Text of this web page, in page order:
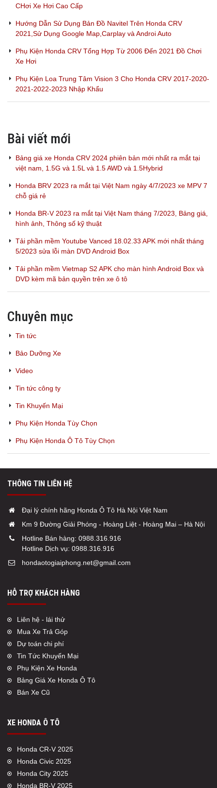
CHơi Xe Hơi Cao Cấp
Hướng Dẫn Sử Dụng Bản Đồ Navitel Trên Honda CRV
2021,Sử Dụng Google Map,Carplay và Androi Auto
Phụ Kiện Honda CRV Tổng Hợp Từ 2006 Đến 2021 Đồ Chơi
Xe Hơi
Phụ Kiện Loa Trung Tâm Vision 3 Cho Honda CRV 2017-2020-
2021-2022-2023 Nhập Khẩu
Bài viết mới
Bảng giá xe Honda CRV 2024 phiên bản mới nhất ra mắt tại
việt nam, 1.5G và 1.5L và 1.5 AWD và 1.5Hybrid
Honda BRV 2023 ra mắt tại Việt Nam ngày 4/7/2023 xe MPV 7
chỗ giá rẻ
Honda BR-V 2023 ra mắt tại Việt Nam tháng 7/2023, Bảng giá,
hình ảnh, Thông số kỹ thuật
Tải phần mềm Youtube Vanced 18.02.33 APK mới nhất tháng
5/2023 sửa lỗi màn DVD Android Box
Tải phần mềm Vietmap S2 APK cho màn hình Android Box và
DVD kèm mã bản quyền trên xe ô tô
Chuyên mục
Tin tức
Bảo Dưỡng Xe
Video
Tin tức công ty
Tin Khuyến Mại
Phụ Kiện Honda Tùy Chọn
Phụ Kiện Honda Ô Tô Tùy Chọn
THÔNG TIN LIÊN HỆ
Đại lý chính hãng Honda Ô Tô Hà Nội Việt Nam
Km 9 Đường Giải Phóng - Hoàng Liệt - Hoàng Mai – Hà Nội
Hotline Bán hàng: 0988.316.916
Hotline Dịch vụ: 0988.316.916
hondaotogiaiphong.net@gmail.com
HỖ TRỢ KHÁCH HÀNG
Liên hệ - lái thử
Mua Xe Trả Góp
Dự toán chi phí
Tin Tức Khuyến Mại
Phụ Kiện Xe Honda
Bảng Giá Xe Honda Ô Tô
Bán Xe Cũ
XE HONDA Ô TÔ
Honda CR-V 2025
Honda Civic 2025
Honda City 2025
Honda BR-V 2025